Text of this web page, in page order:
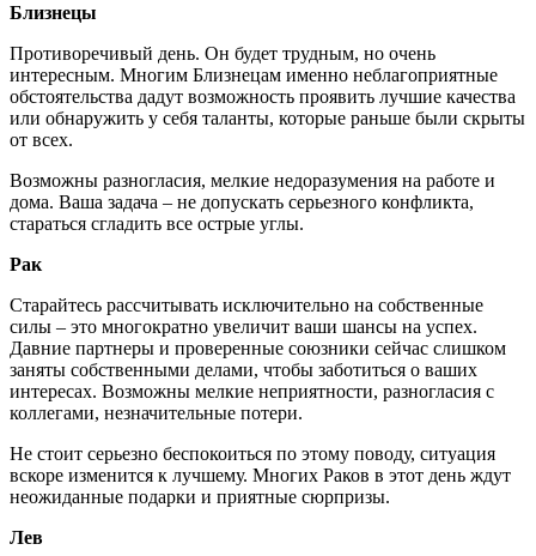
Близнецы
Противоречивый день. Он будет трудным, но очень
интересным. Многим Близнецам именно неблагоприятные
обстоятельства дадут возможность проявить лучшие качества
или обнаружить у себя таланты, которые раньше были скрыты
от всех.
Возможны разногласия, мелкие недоразумения на работе и
дома. Ваша задача – не допускать серьезного конфликта,
стараться сгладить все острые углы.
Рак
Старайтесь рассчитывать исключительно на собственные
силы – это многократно увеличит ваши шансы на успех.
Давние партнеры и проверенные союзники сейчас слишком
заняты собственными делами, чтобы заботиться о ваших
интересах. Возможны мелкие неприятности, разногласия с
коллегами, незначительные потери.
Не стоит серьезно беспокоиться по этому поводу, ситуация
вскоре изменится к лучшему. Многих Раков в этот день ждут
неожиданные подарки и приятные сюрпризы.
Лев